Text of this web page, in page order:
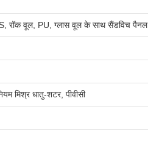
रॉक वूल, PU, ग्लास वूल के साथ सैंडविच पैनल
मिश्र धातु-शटर, पीवीसी